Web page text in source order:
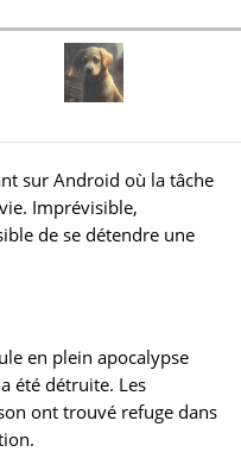
sur Android où la tâche
Imprévisible,
de se détendre une
en plein apocalypse
été détruite. Les
ont trouvé refuge dans